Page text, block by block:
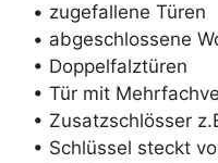
• zugefallene Türen
• abgeschlossene
• Doppelfalztüren
• Tür mit
• Zusatzschlösser
• Schlüssel steckt